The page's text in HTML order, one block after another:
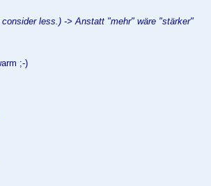
less.) -> Anstatt "mehr" wäre "stärker"
;-)